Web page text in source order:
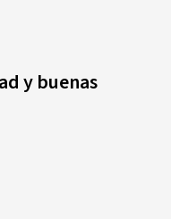
y buenas